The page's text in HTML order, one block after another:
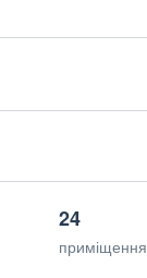
24
приміщення